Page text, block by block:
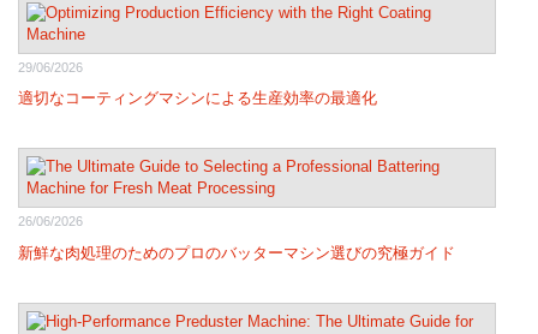
29/06/2026
適切なコーティングマシンによる生産効率の最適化
26/06/2026
新鮮な肉処理のためのプロのバッターマシン選びの究極ガイド